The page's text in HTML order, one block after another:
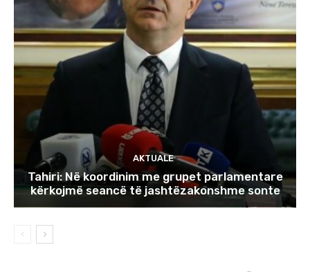
AKTUALE
Tahiri: Në koordinim me grupet parlamentare
kërkojmë seancë të jashtëzakonshme sonte